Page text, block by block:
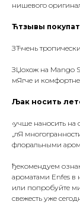
нишевого
Ћтзывы
ЗЋчень
ЗЏохож на Mango
мЯгче и
Љак носить
‹учше наносить
„лЯ
флоральными
ђекомендуем
ароматами Enfes в
или попробуйте
свежесть уже
Uso Paris
Menyak
Для тела
Каталог
zakaz@uso-
+7 (905) 761-40-